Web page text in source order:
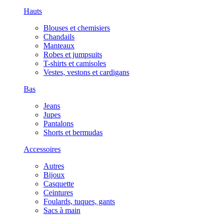
Hauts
Blouses et chemisiers
Chandails
Manteaux
Robes et jumpsuits
T-shirts et camisoles
Vestes, vestons et cardigans
Bas
Jeans
Jupes
Pantalons
Shorts et bermudas
Accessoires
Autres
Bijoux
Casquette
Ceintures
Foulards, tuques, gants
Sacs à main